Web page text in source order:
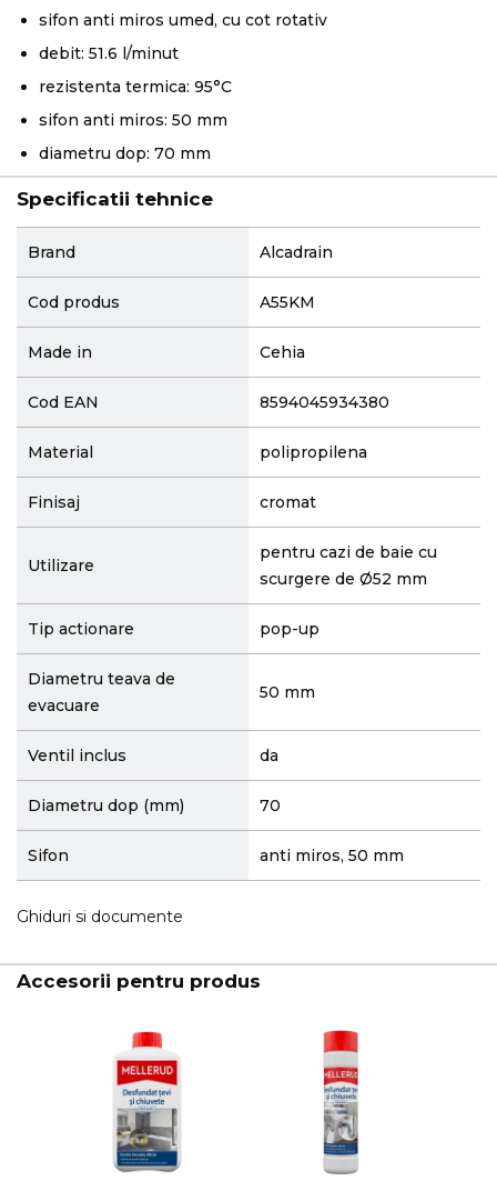
sifon anti miros umed, cu cot rotativ
debit: 51.6 l/minut
rezistenta termica: 95°C
sifon anti miros: 50 mm
diametru dop: 70 mm
Specificatii tehnice
Brand Alcadrain
Cod produs A55KM
Made in Cehia
Cod EAN 8594045934380
Material polipropilena
Finisaj cromat
Utilizare
pentru cazi de baie cu
scurgere de Ø52 mm
Tip actionare pop-up
Diametru teava de
evacuare
50 mm
Ventil inclus da
Diametru dop (mm) 70
Sifon anti miros, 50 mm
Ghiduri si documente
Accesorii pentru produs